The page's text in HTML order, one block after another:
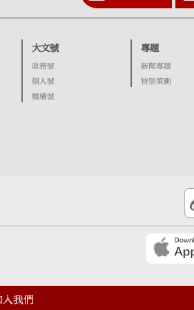
大文號
政務號
個人號
機構號
專題
新聞專題
特別策劃
入我們